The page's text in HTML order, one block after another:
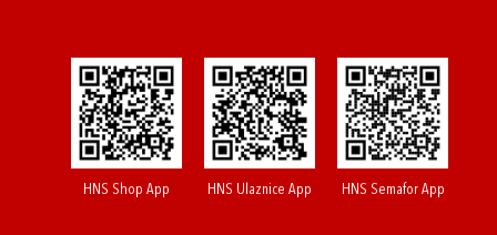
HNS Shop App HNS Ulaznice App HNS Semafor App